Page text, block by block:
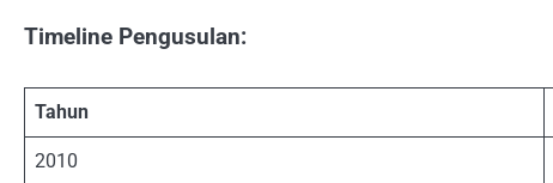
Timeline Pengusulan:
Tahun
2010